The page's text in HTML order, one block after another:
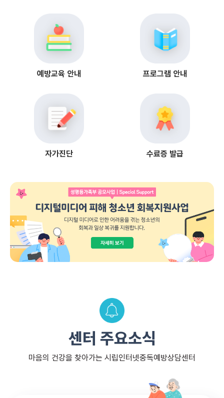
예방교육 안내 프로그램 안내
자가진단 수료증 발급
센터 주요소식
마음의 건강을 찾아가는 시립인터넷중독예방상담센터